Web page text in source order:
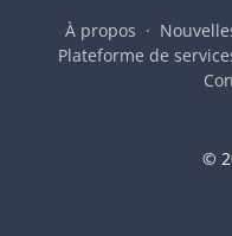
À propos
Plateforme de
©